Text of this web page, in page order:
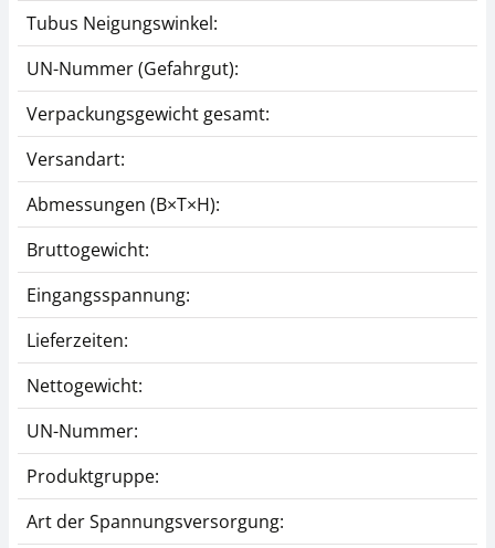
Tubus Neigungswinkel:
UN-Nummer (Gefahrgut):
Verpackungsgewicht gesamt:
Versandart:
Abmessungen (B×T×H):
Bruttogewicht:
Eingangsspannung:
Lieferzeiten:
Nettogewicht:
UN-Nummer:
Produktgruppe:
Art der Spannungsversorgung: